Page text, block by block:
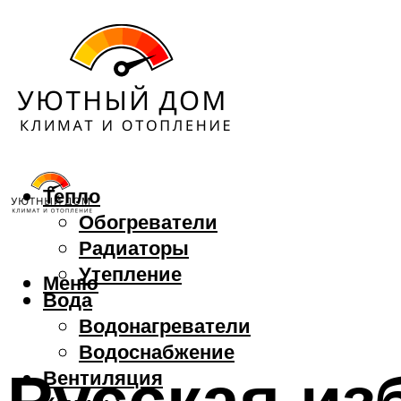
Тепло
Обогреватели
Радиаторы
Утепление
Вода
Водонагреватели
Водоснабжение
Вентиляция
Меню